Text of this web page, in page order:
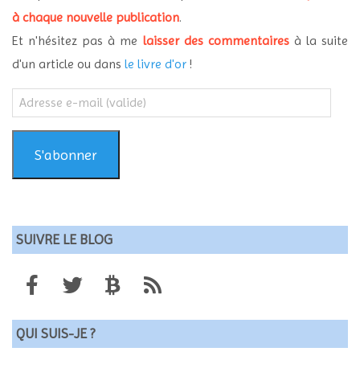
à chaque nouvelle publication.
Et n'hésitez pas à me laisser des commentairesà la suite
d'un article ou dans le livre d'or !
Adresse
e-
mail
(valide)S'abonner
SUIVRE LE BLOG
QUI SUIS-JE ?